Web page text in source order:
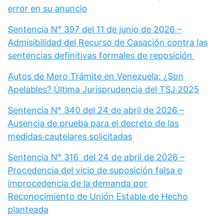
error en su anuncio
Sentencia N° 397 del 11 de junio de 2026 –
Admisibilidad del Recurso de Casación contra las
sentencias definitivas formales de reposición
Autos de Mero Trámite en Venezuela: ¿Son
Apelables? Última Jurisprudencia del TSJ 2025
Sentencia N° 340 del 24 de abril de 2026 –
Ausencia de prueba para el decreto de las
medidas cautelares solicitadas
Sentencia N° 316 del 24 de abril de 2026 –
Procedencia del vicio de suposición falsa e
improcedencia de la demanda por
Reconocimiento de Unión Estable de Hecho
planteada